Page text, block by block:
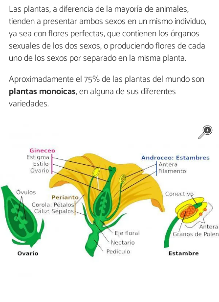
Las plantas, a diferencia de la mayoría de animales,
tienden a presentar ambos sexos en un mismo individuo,
ya sea con flores perfectas, que contienen los órganos
sexuales de los dos sexos, o produciendo flores de cada
uno de los sexos por separado en la misma planta.
Aproximadamente el 75% de las plantas del mundo son
plantas monoicas, en alguna de sus diferentes
variedades.